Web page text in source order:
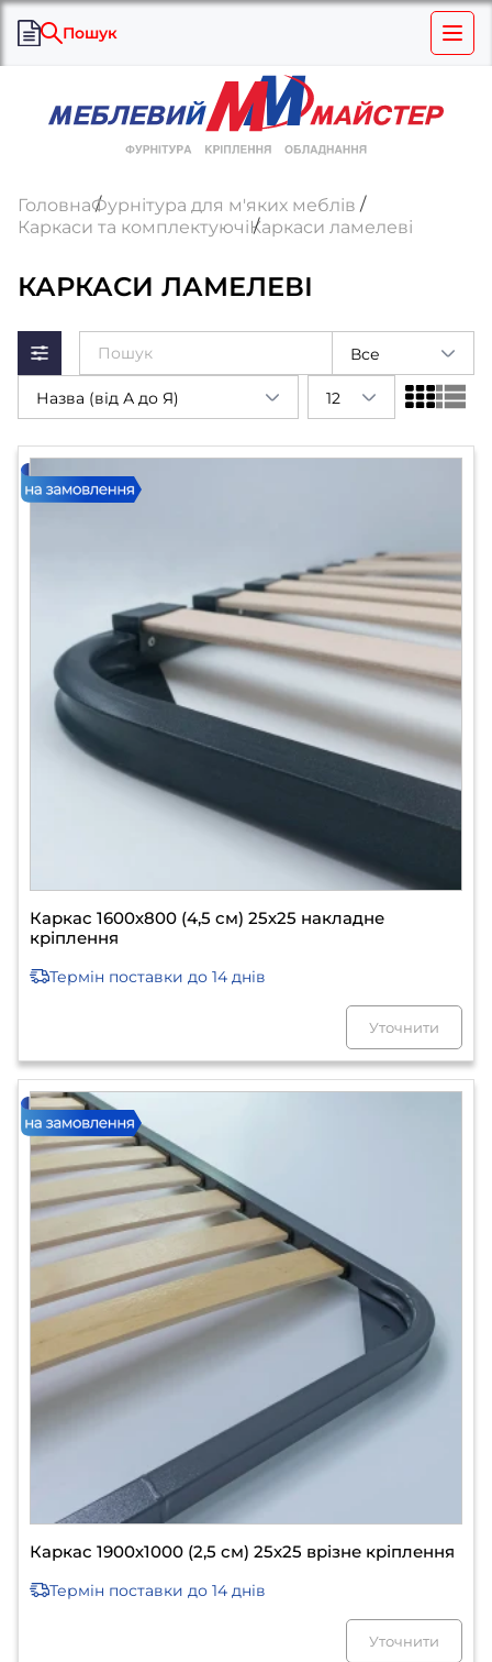
Пошук
ГоловнаФурнітура для м'яких меблів
Каркаси та комплектуючіКаркаси ламелеві
КАРКАСИ ЛАМЕЛЕВІ
Все
Назва (від А до Я) 12
Каркас 1600х800 (4,5 см) 25х25 накладне
кріплення
Термін поставки до 14 днів
Уточнити
Каркас 1900х1000 (2,5 см) 25х25 врізне кріплення
Термін поставки до 14 днів
Уточнити